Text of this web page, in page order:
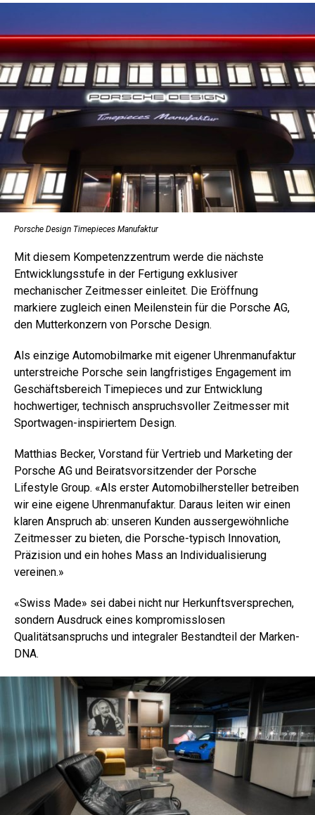
Porsche Design Timepieces Manufaktur
Mit diesem Kompetenzzentrum werde die nächste
Entwicklungsstufe in der Fertigung exklusiver
mechanischer Zeitmesser einleitet. Die Eröffnung
markiere zugleich einen Meilenstein für die Porsche AG,
den Mutterkonzern von Porsche Design.
Als einzige Automobilmarke mit eigener Uhrenmanufaktur
unterstreiche Porsche sein langfristiges Engagement im
Geschäftsbereich Timepieces und zur Entwicklung
hochwertiger, technisch anspruchsvoller Zeitmesser mit
Sportwagen-inspiriertem Design.
Matthias Becker, Vorstand für Vertrieb und Marketing der
Porsche AG und Beiratsvorsitzender der Porsche
Lifestyle Group. «Als erster Automobilhersteller betreiben
wir eine eigene Uhrenmanufaktur. Daraus leiten wir einen
klaren Anspruch ab: unseren Kunden aussergewöhnliche
Zeitmesser zu bieten, die Porsche-typisch Innovation,
Präzision und ein hohes Mass an Individualisierung
vereinen.»
«Swiss Made» sei dabei nicht nur Herkunftsversprechen,
sondern Ausdruck eines kompromisslosen
Qualitätsanspruchs und integraler Bestandteil der Marken-
DNA.